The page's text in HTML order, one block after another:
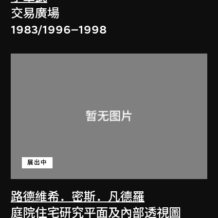
交易廣場
1983/1996–1998
路德維希．密斯．凡德羅
展出中
庭院住宅研究平面及內部透視圖